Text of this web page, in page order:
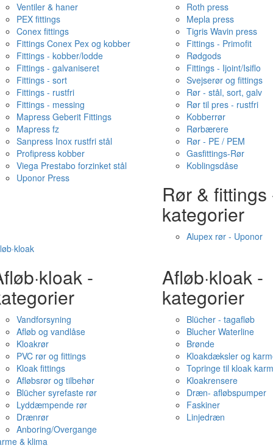
Ventiler & haner
PEX fittings
Conex fittings
Fittings Conex Pex og kobber
Fittings - kobber/lodde
Fittings - galvaniseret
Fittings - sort
Fittings - rustfri
Fittings - messing
Mapress Geberit Fittings
Mapress fz
Sanpress Inox rustfri stål
Profipress kobber
Viega Prestabo forzinket stål
Uponor Press
Roth press
Mepla press
Tigris Wavin press
Fittings - Primofit
Rødgods
Fittings - Ijoint/Isiflo
Svejserør og fittings
Rør - stål, sort, galv
Rør til pres - rustfri
Kobberrør
Rørbærere
Rør - PE / PEM
Gasfittings-Rør
Koblingsdåse
Rør & fittings
kategorier
Alupex rør - Uponor
-
Vandforsyning
Afløb og vandlåse
Kloakrør
PVC rør og fittings
Kloak fittings
Afløbsrør og tilbehør
Blücher syrefaste rør
Lyddæmpende rør
Drænrør
Anboring/Overgange
Afløb·kloak -
kategorier
Blücher - tagafløb
Blucher Waterline
Brønde
Kloakdæksler og
Topringe til kloak
Kloakrensere
Dræn- afløbspumper
Faskiner
Linjedræn
& klima